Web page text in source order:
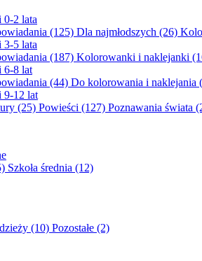
0-2 lata
(125) Dla najmłodszych (26)
3-5 lata
(187) Kolorowanki i naklejanki
6-8 lat
(44) Do kolorowania i naklejania
9-12 lat
(25) Powieści (127) Poznawania świata
Szkoła średnia (12)
(10) Pozostałe (2)